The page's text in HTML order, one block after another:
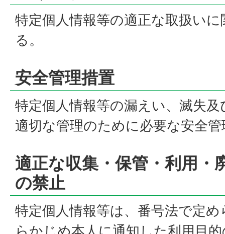
特定個人情報等の適正な取扱い
る。
安全管理措置
特定個人情報等の漏えい、滅失
適切な管理のために必要な安全
適正な収集・保管・利用・
の禁止
特定個人情報等は、番号法で定